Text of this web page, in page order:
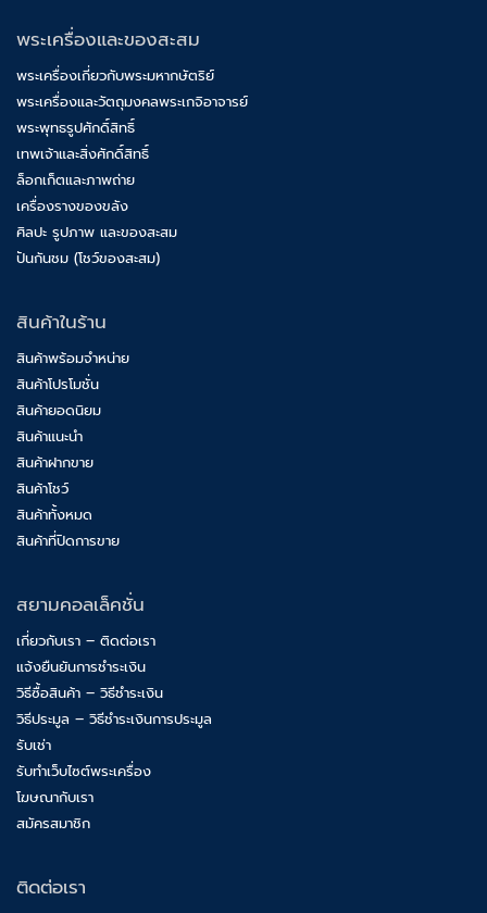
พระเครื่องและของสะสม
พระเครื่องเกี่ยวกับพระมหากษัตริย์
พระเครื่องและวัตถุมงคลพระเกจิอาจารย์
พระพุทธรูปศักดิ์สิทธิ์
เทพเจ้าและสิ่งศักดิ์สิทธิ์
ล็อกเก็ตและภาพถ่าย
เครื่องรางของขลัง
ศิลปะ รูปภาพ และของสะสม
ปันกันชม (โชว์ของสะสม)
สินค้าในร้าน
สินค้าพร้อมจำหน่าย
สินค้าโปรโมชั่น
สินค้ายอดนิยม
สินค้าแนะนำ
สินค้าฝากขาย
สินค้าโชว์
สินค้าทั้งหมด
สินค้าที่ปิดการขาย
สยามคอลเล็คชั่น
เกี่ยวกับเรา – ติดต่อเรา
แจ้งยืนยันการชำระเงิน
วิธีซื้อสินค้า – วิธีชำระเงิน
วิธีประมูล – วิธีชำระเงินการประมูล
รับเช่า
รับทำเว็บไซต์พระเครื่อง
โฆษณากับเรา
สมัครสมาชิก
ติดต่อเรา